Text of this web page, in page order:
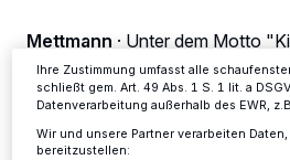
Mettmann · Unter dem Motto
Freiräume" findet in diesem
15. September statt. In
der Zeit von 11 bis 16 Uhr mit
auf dem Königshofplatz gefeiert.
Einstellungen oder Ablehnen am unteren
Informationen finden Sie in unserer
Ihre Zustimmung umfasst alle
schließt gem. Art. 49 Abs. 1 S. 1 lit. a
Datenverarbeitung außerhalb des EWR,
Wir und unsere Partner verarbeiten
bereitzustellen: